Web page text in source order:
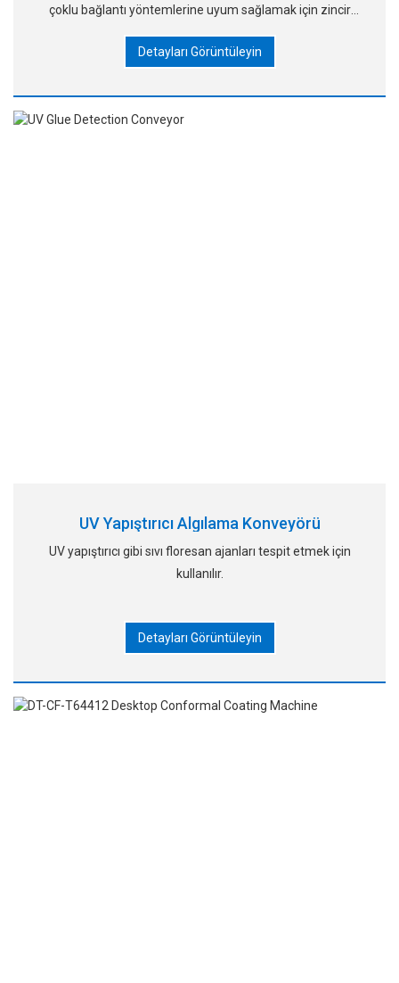
çoklu bağlantı yöntemlerine uyum sağlamak için zincir
Detayları Görüntüleyin
UV Yapıştırıcı Algılama Konveyörü
UV yapıştırıcı gibi sıvı floresan ajanları tespit etmek için
kullanılır.
Detayları Görüntüleyin